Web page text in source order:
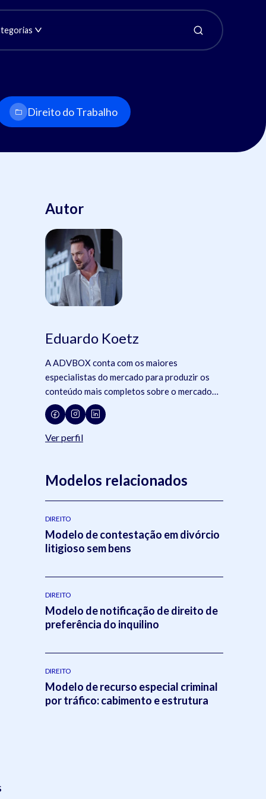
Direito do Trabalho
Autor
Eduardo Koetz
A ADVBOX conta com os maiores
especialistas do mercado para produzir os
conteúdo mais completos sobre o mercado
jurídico, tecnologia e advocacia.
Ver perfil
Modelos relacionados
DIREITO
Modelo de contestação em divórcio
litigioso sem bens
DIREITO
Modelo de notificação de direito de
preferência do inquilino
DIREITO
Modelo de recurso especial criminal
por tráfico: cabimento e estrutura